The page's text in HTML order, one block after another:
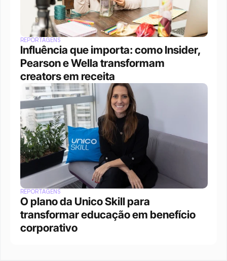
REPORTAGENS
Influência que importa: como Insider,
Pearson e Wella transformam
creators em receita
REPORTAGENS
O plano da Unico Skill para
transformar educação em benefício
corporativo